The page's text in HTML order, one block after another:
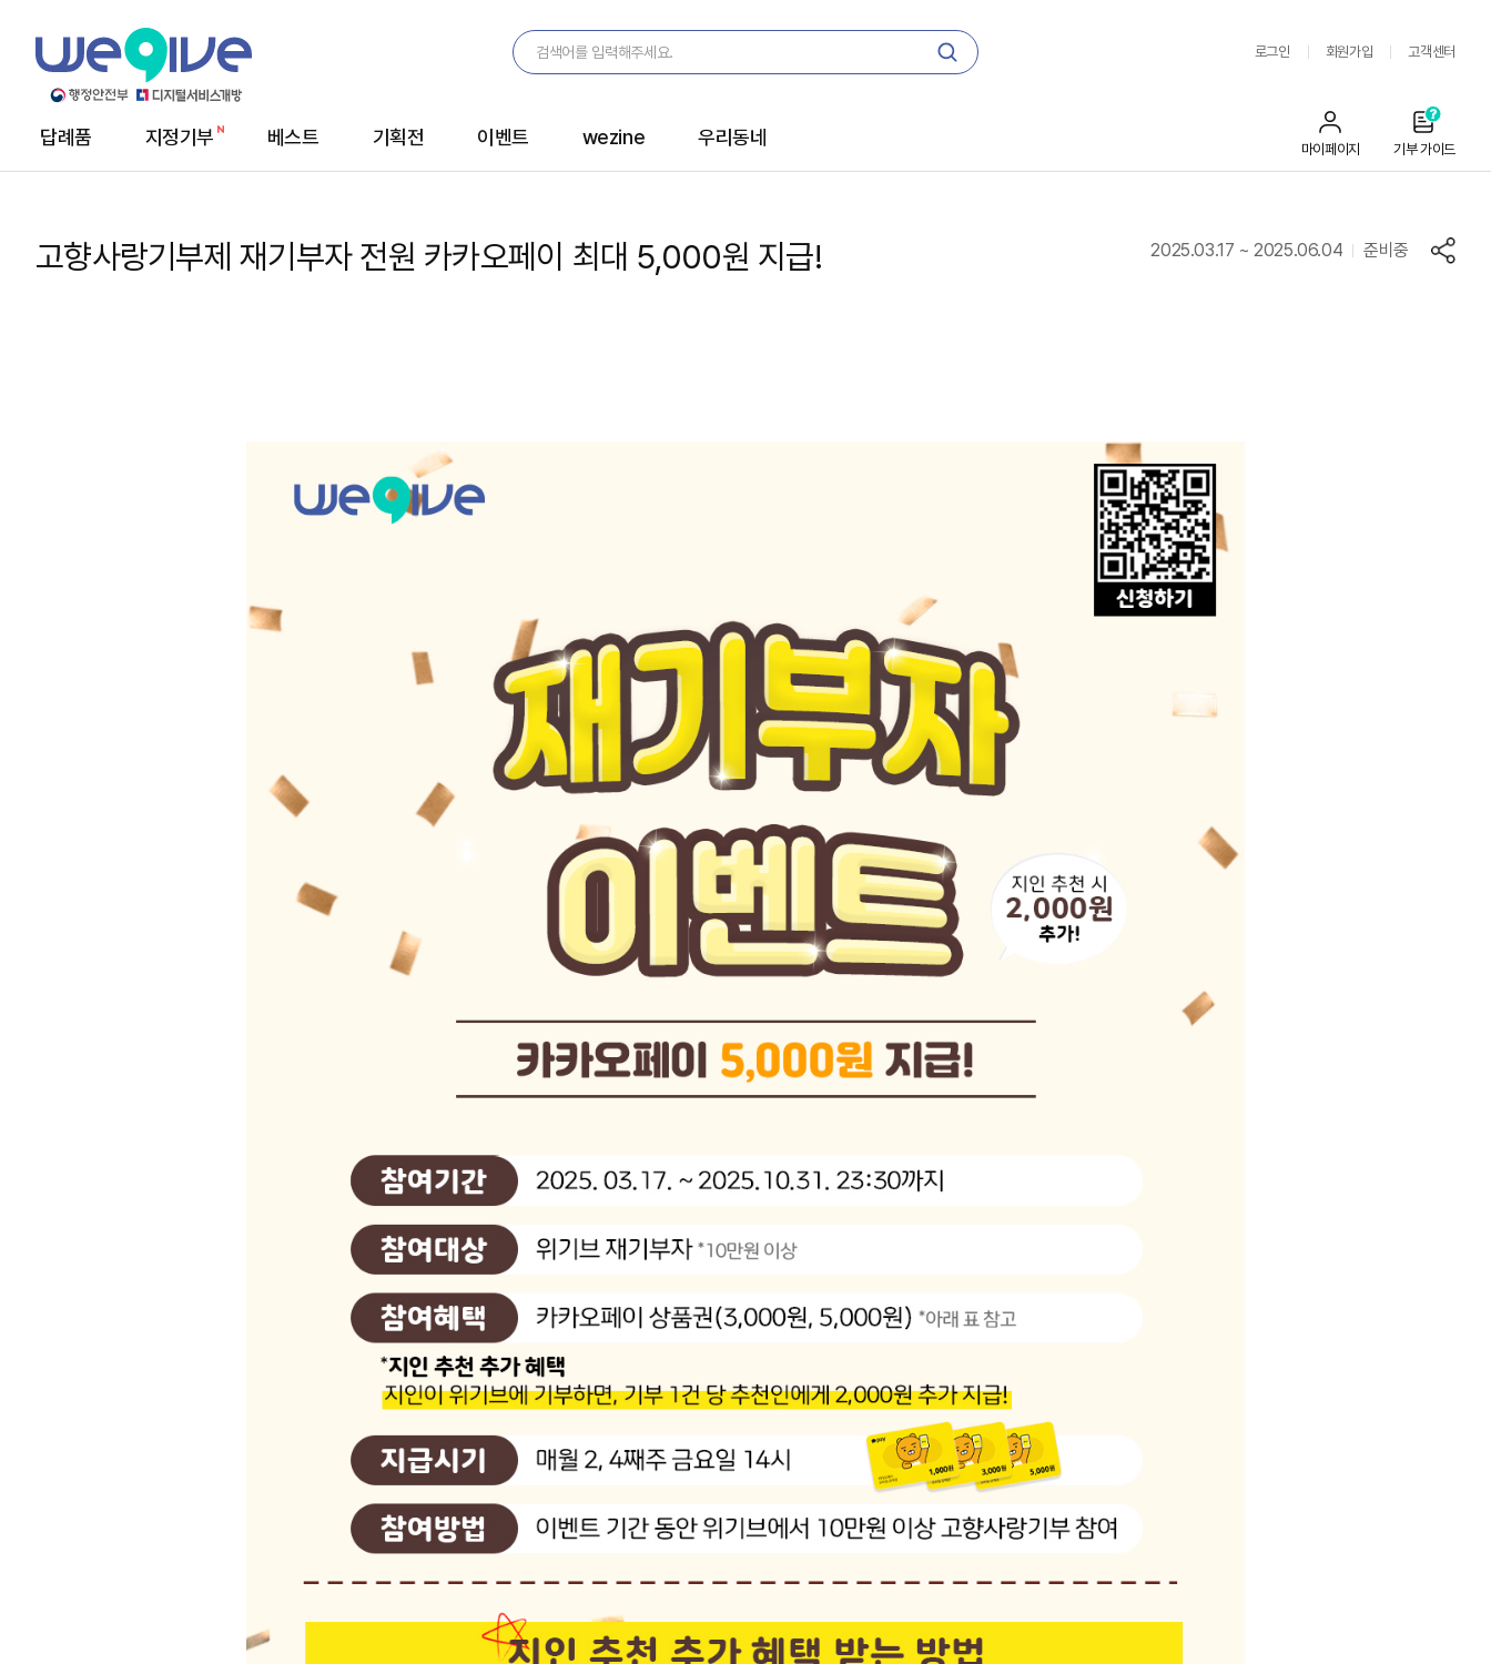
로그인 회원가입 고객센터
메
답례품 지정기부 베스트 기획전 이벤트 wezine 우리동네
마이페이지 기부 가이드
고향사랑기부제 재기부자 전원 카카오페이 최대 5,000원 지급! 2025.03.17 ~2025.06.04 준비중